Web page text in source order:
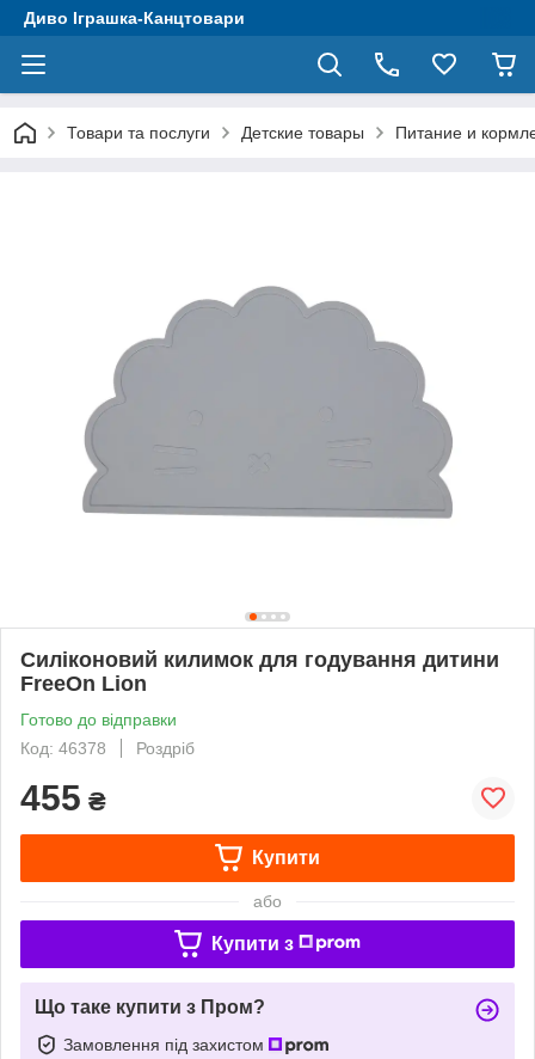
Диво Іграшка-Канцтовари
Товари та послуги Детские товары Питание и
Силіконовий килимок для годування дитини
FreeOn Lion
Готово до відправки
Код: 46378
Роздріб
455 ₴
Купити
або
Купити з
Що таке купити з Пром?
Замовлення під захистом